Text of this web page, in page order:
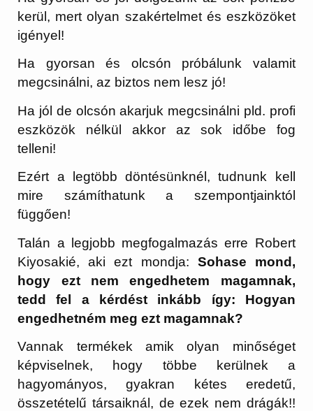
kerül, mert olyan szakértelmet és eszközöket
igényel!
Ha gyorsan és olcsón próbálunk valamit
megcsinálni, az biztos nem lesz jó!
Ha jól de olcsón akarjuk megcsinálni pld. profi
eszközök nélkül akkor az sok időbe fog
telleni!
Ezért a legtöbb döntésünknél, tudnunk kell
mire számíthatunk a szempontjainktól
függően!
Talán a legjobb megfogalmazás erre Robert
Kiyosakié, aki ezt mondja: Sohase mond,
hogy ezt nem engedhetem magamnak,
tedd fel a kérdést inkább így: Hogyan
engedhetném meg ezt magamnak?
Vannak termékek amik olyan minőséget
képviselnek, hogy többe kerülnek a
hagyományos, gyakran kétes eredetű,
összetételű társaiknál, de ezek nem drágák!!